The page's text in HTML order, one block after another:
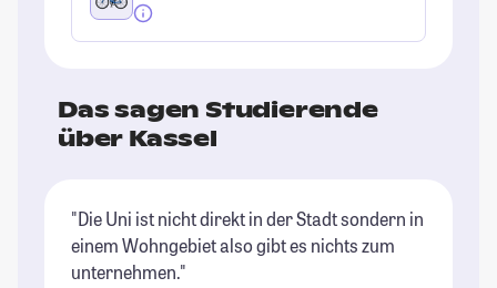
Das sagen Studierende
über Kassel
"Die Uni ist nicht direkt in der Stadt sondern in
einem Wohngebiet also gibt es nichts zum
unternehmen."